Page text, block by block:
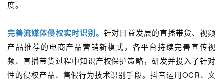
度。
完善流媒体侵权实时识别。针对日益发展的直播带货、视频
产品推荐的电商产品营销新模式，各平台持续完善宣传视
频、直播带货过程中知识产权保护策略，研发并投入了针对
性的侵权产品、售假行为技术识别手段。抖音运用OCR、文